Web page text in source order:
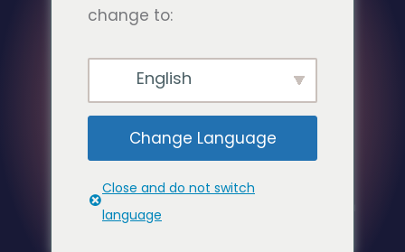
PODEJŚCIE DO
RÓWNOWAGI
OPARTE NA
“JEDNYM ŹRÓDLE
PRAWDY”
change to:
English
Change Language
Close and do not switch
language